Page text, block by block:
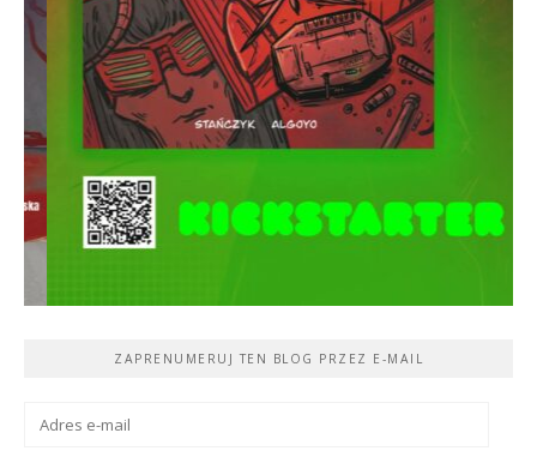
ZAPRENUMERUJ TEN BLOG PRZEZ E-MAIL
Adres